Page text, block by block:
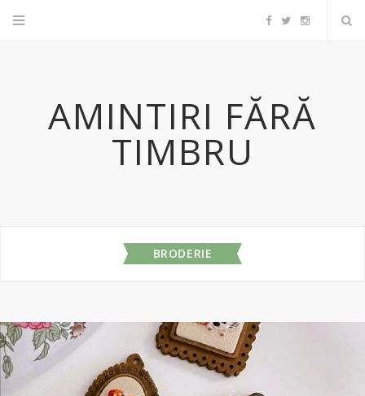
F
c
I
s
AMINTIRI FĂRĂ
TIMBRU
BRODERIE